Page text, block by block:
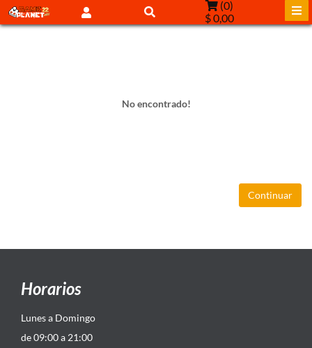
(0)
$ 0,00
No encontrado!
Continuar
Horarios
Lunes a Domingo
de 09:00 a 21:00